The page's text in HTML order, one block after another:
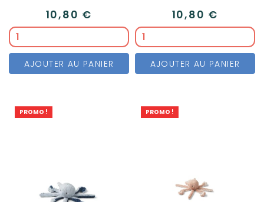
10,80 €
AJOUTER AU PANIER
10,80 €
AJOUTER AU PANIER
PROMO ! PROMO !